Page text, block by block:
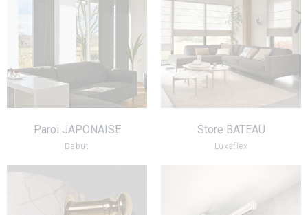
Paroi JAPONAISE
VOIR LE PRODUIT
Paroi JAPONAISE
Babut
Store BATEAU
VOIR LE PRODUIT
Store BATEAU
Luxaflex